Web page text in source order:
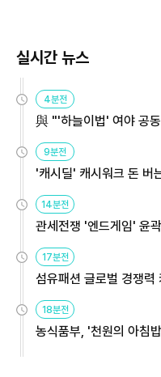
실시간 뉴스
4분전
與 "'하늘이법' 여야 공
9분전
'캐시딜' 캐시워크 돈 버
14분전
관세전쟁 '엔드게임' 윤
용해야
17분전
섬유패션 글로벌 경쟁
원
18분전
농식품부, '천원의 아침